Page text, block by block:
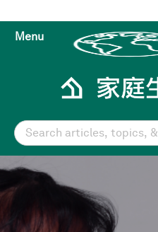
Menu